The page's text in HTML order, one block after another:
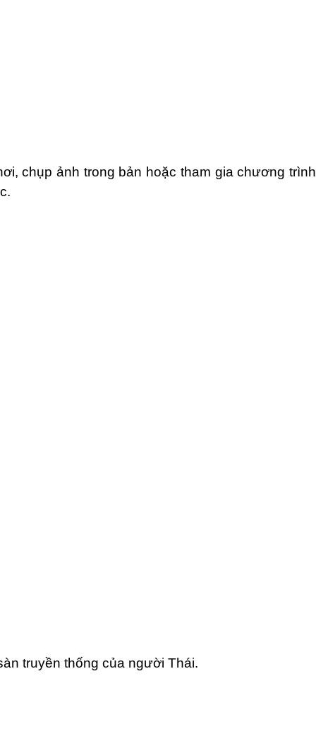
chụp ảnh trong bản hoặc tham gia chương trình
truyền thống của người Thái.